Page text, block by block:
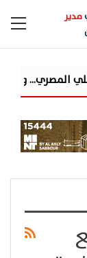
مدير
محفظة